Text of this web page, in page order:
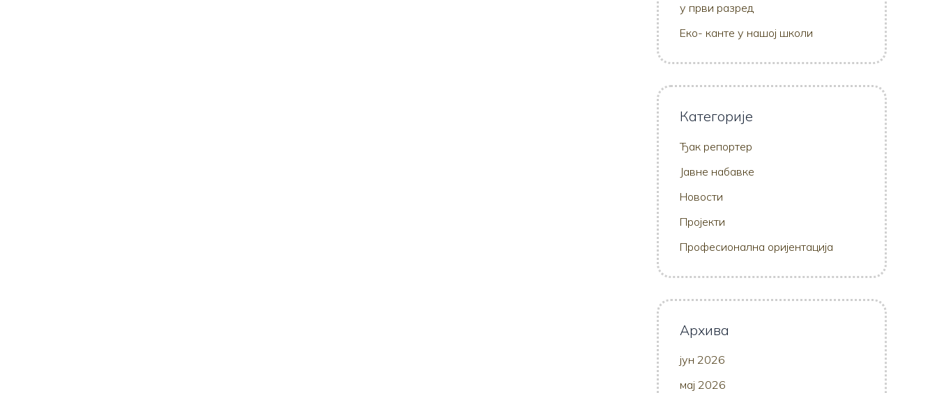
у први разред
Еко- канте у нашој школи
Категорије
Ђак репортер
Јавне набавке
Новости
Пројекти
Професионална оријентација
Архива
јун 2026
мај 2026